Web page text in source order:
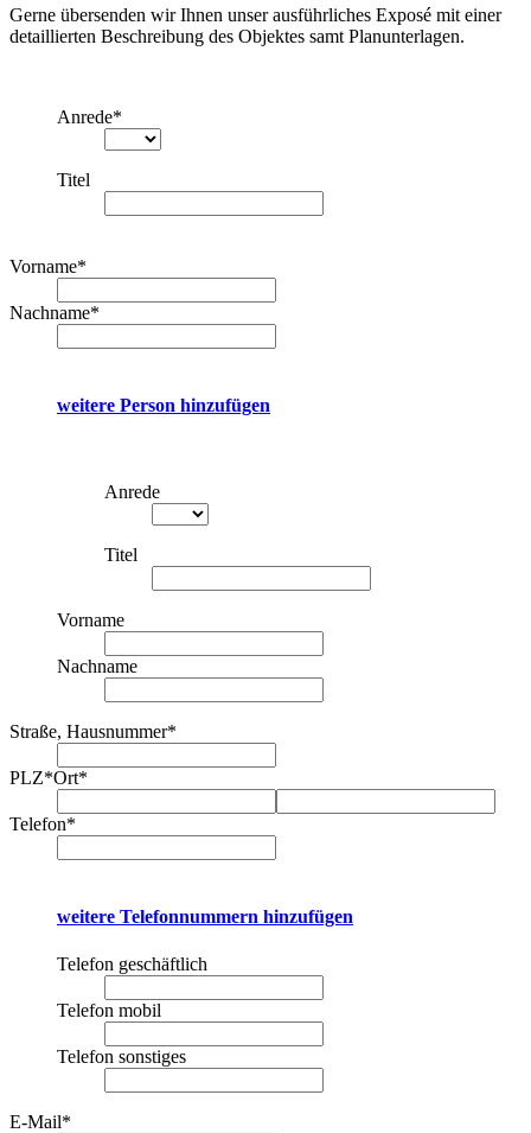
Gerne übersenden wir Ihnen unser ausführliches Exposé mit einer
detaillierten Beschreibung des Objektes samt Planunterlagen.
Anrede*
Titel
Vorname*
Nachname*
weitere Person hinzufügen
Anrede
Titel
Vorname
Nachname
Straße, Hausnummer*
PLZ*Ort*
Telefon*
weitere Telefonnummern hinzufügen
Telefon geschäftlich
Telefon mobil
Telefon sonstiges
E-Mail*